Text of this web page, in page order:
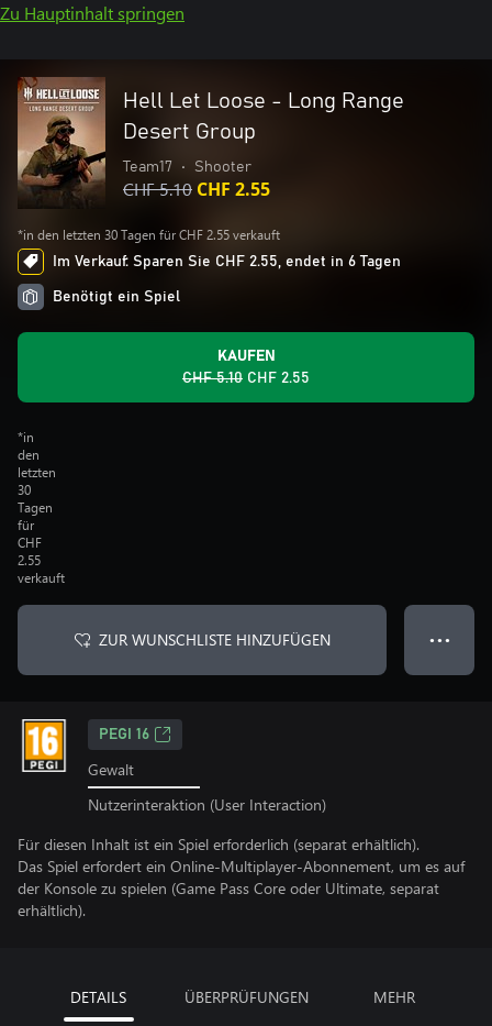
Zu Hauptinhalt springen
Hell Let Loose - Long Range
Desert Group
Team17 • Shooter
CHF 5.10 CHF 2.55
*in den letzten 30 Tagen für CHF 2.55 verkauft
Im Verkauf: Sparen Sie CHF 2.55, endet in 6 Tagen
Benötigt ein Spiel
KAUFEN
CHF 5.10 CHF 2.55
*in
den
letzten
30
Tagen
für
CHF
2.55
verkauft
ZUR WUNSCHLISTE HINZUFÜGEN ● ● ●
PEGI 16
Gewalt
Nutzerinteraktion (User Interaction)
Für diesen Inhalt ist ein Spiel erforderlich (separat erhältlich).
Das Spiel erfordert ein Online-Multiplayer-Abonnement, um es auf
der Konsole zu spielen (Game Pass Core oder Ultimate, separat
erhältlich).
DETAILS ÜBERPRÜFUNGEN MEHR